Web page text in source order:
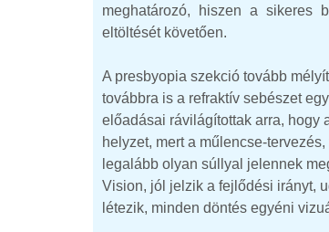
meghatározó, hiszen a sikeres
eltöltését követően.
A presbyopia szekció tovább
továbbra is a refraktív sebészet
előadásai rávilágítottak arra, hogy
helyzet, mert a műlencse-
legalább olyan súllyal jelennek
Vision, jól jelzik a fejlődési irányt,
létezik, minden döntés egyéni